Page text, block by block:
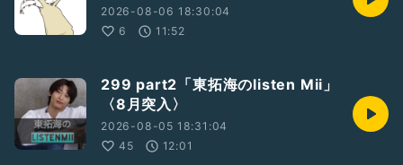
#ビーコンラボな仲間たちで○○なラジオ
#橋本彩花とここに集合！ #ビーコンラボ
2026-08-06 18:30:04
6
11:52
299 part2「東拓海のlisten Mii」
〈8月突入〉
2026-08-05 18:31:04
45
12:01